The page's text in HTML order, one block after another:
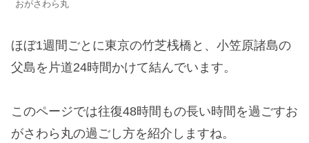
おがさわら丸
ほぼ1週間ごとに東京の竹芝桟橋と、小笠原諸島の
父島を片道24時間かけて結んでいます。
このページでは往復48時間もの長い時間を過ごすお
がさわら丸の過ごし方を紹介しますね。